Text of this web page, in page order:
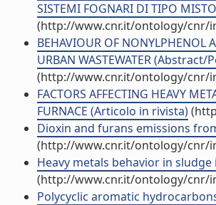
SISTEMI FOGNARI DI TIPO
(http://www.cnr.it/ontology/cnr/
BEHAVIOUR OF NONYLPHENOL
URBAN WASTEWATER
(http://www.cnr.it/ontology/cnr/
FACTORS AFFECTING HEAVY
FURNACE (Articolo in rivista)
Dioxin and furans emissions
(http://www.cnr.it/ontology/cnr/
Heavy metals behavior in
(http://www.cnr.it/ontology/cnr/
Polycyclic aromatic